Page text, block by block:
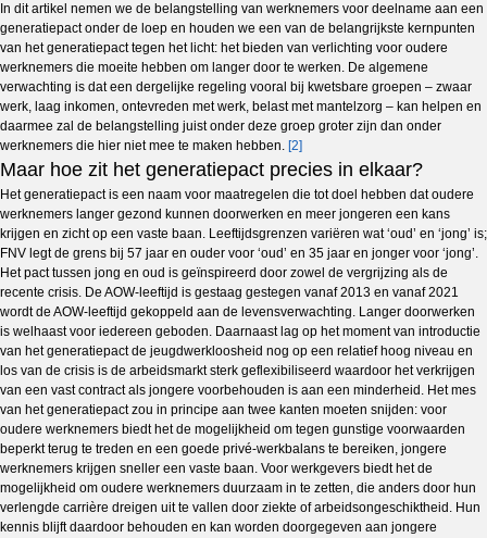
In dit artikel nemen we de belangstelling van werknemers voor deelname aan een
generatiepact onder de loep en houden we een van de belangrijkste kernpunten
van het generatiepact tegen het licht: het bieden van verlichting voor oudere
werknemers die moeite hebben om langer door te werken. De algemene
verwachting is dat een dergelijke regeling vooral bij kwetsbare groepen – zwaar
werk, laag inkomen, ontevreden met werk, belast met mantelzorg – kan helpen en
daarmee zal de belangstelling juist onder deze groep groter zijn dan onder
werknemers die hier niet mee te maken hebben. [2]
Maar hoe zit het generatiepact precies in elkaar?
Het generatiepact is een naam voor maatregelen die tot doel hebben dat oudere
werknemers langer gezond kunnen doorwerken en meer jongeren een kans
krijgen en zicht op een vaste baan. Leeftijdsgrenzen variëren wat ‘oud’ en ‘jong’ is;
FNV legt de grens bij 57 jaar en ouder voor ‘oud’ en 35 jaar en jonger voor ‘jong’.
Het pact tussen jong en oud is geïnspireerd door zowel de vergrijzing als de
recente crisis. De AOW-leeftijd is gestaag gestegen vanaf 2013 en vanaf 2021
wordt de AOW-leeftijd gekoppeld aan de levensverwachting. Langer doorwerken
is welhaast voor iedereen geboden. Daarnaast lag op het moment van introductie
van het generatiepact de jeugdwerkloosheid nog op een relatief hoog niveau en
los van de crisis is de arbeidsmarkt sterk geflexibiliseerd waardoor het verkrijgen
van een vast contract als jongere voorbehouden is aan een minderheid. Het mes
van het generatiepact zou in principe aan twee kanten moeten snijden: voor
oudere werknemers biedt het de mogelijkheid om tegen gunstige voorwaarden
beperkt terug te treden en een goede privé-werkbalans te bereiken, jongere
werknemers krijgen sneller een vaste baan. Voor werkgevers biedt het de
mogelijkheid om oudere werknemers duurzaam in te zetten, die anders door hun
verlengde carrière dreigen uit te vallen door ziekte of arbeidsongeschiktheid. Hun
kennis blijft daardoor behouden en kan worden doorgegeven aan jongere